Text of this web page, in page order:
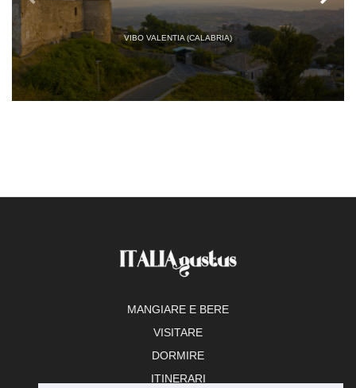
VIBO VALENTIA (CALABRIA)
MANGIARE E BERE
VISITARE
DORMIRE
ITINERARI